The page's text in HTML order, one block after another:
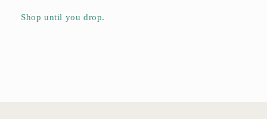
Shop until you drop.